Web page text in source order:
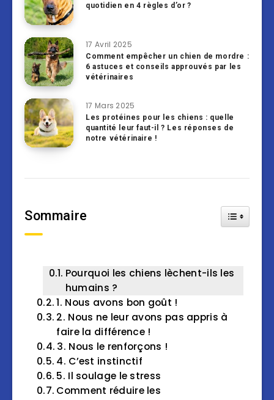
quotidien en 4 règles d’or ?
17 Avril 2025
Comment empêcher un chien de mordre :
6 astuces et conseils approuvés par les
vétérinaires
17 Mars 2025
Les protéines pour les chiens : quelle
quantité leur faut-il ? Les réponses de
notre vétérinaire !
Sommaire Toggle
Pourquoi les chiens lèchent-ils les
humains ?
1. Nous avons bon goût !
2. Nous ne leur avons pas appris à
faire la différence !
3. Nous le renforçons !
4. C’est instinctif
5. Il soulage le stress
Comment réduire les